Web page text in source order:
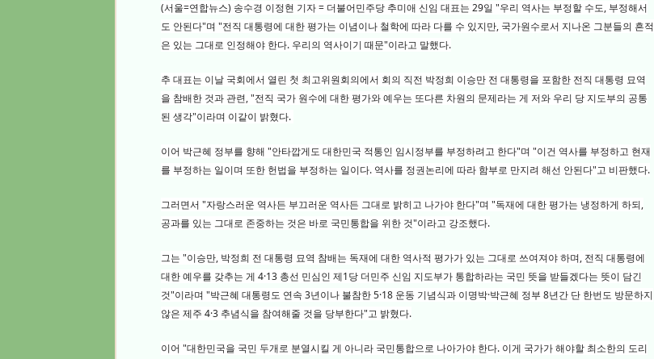
(서울=연합뉴스) 송수경 이정현 기자 = 더불어민주당 추미애 신임 대표는 29일 "우리 역사는 부정할 수도, 부정해서
도 안된다"며 "전직 대통령에 대한 평가는 이념이나 철학에 따라 다를 수 있지만, 국가원수로서 지나온 그분들의 흔적
은 있는 그대로 인정해야 한다. 우리의 역사이기 때문"이라고 말했다.
추 대표는 이날 국회에서 열린 첫 최고위원회의에서 회의 직전 박정희 이승만 전 대통령을 포함한 전직 대통령 묘역
을 참배한 것과 관련, "전직 국가 원수에 대한 평가와 예우는 또다른 차원의 문제라는 게 저와 우리 당 지도부의 공통
된 생각"이라며 이같이 밝혔다.
이어 박근혜 정부를 향해 "안타깝게도 대한민국 적통인 임시정부를 부정하려고 한다"며 "이건 역사를 부정하고 현재
를 부정하는 일이며 또한 헌법을 부정하는 일이다. 역사를 정권논리에 따라 함부로 만지려 해선 안된다"고 비판했다.
그러면서 "자랑스러운 역사든 부끄러운 역사든 그대로 밝히고 나가야 한다"며 "독재에 대한 평가는 냉정하게 하되,
공과를 있는 그대로 존중하는 것은 바로 국민통합을 위한 것"이라고 강조했다.
그는 "이승만, 박정희 전 대통령 묘역 참배는 독재에 대한 역사적 평가가 있는 그대로 쓰여져야 하며, 전직 대통령에
대한 예우를 갖추는 게 4·13 총선 민심인 제1당 더민주 신임 지도부가 통합하라는 국민 뜻을 받들겠다는 뜻이 담긴
것"이라며 "박근혜 대통령도 연속 3년이나 불참한 5·18 운동 기념식과 이명박·박근혜 정부 8년간 단 한번도 방문하지
않은 제주 4·3 추념식을 참여해줄 것을 당부한다"고 밝혔다.
이어 "대한민국을 국민 두개로 분열시킬 게 아니라 국민통합으로 나아가야 한다. 이게 국가가 해야할 최소한의 도리